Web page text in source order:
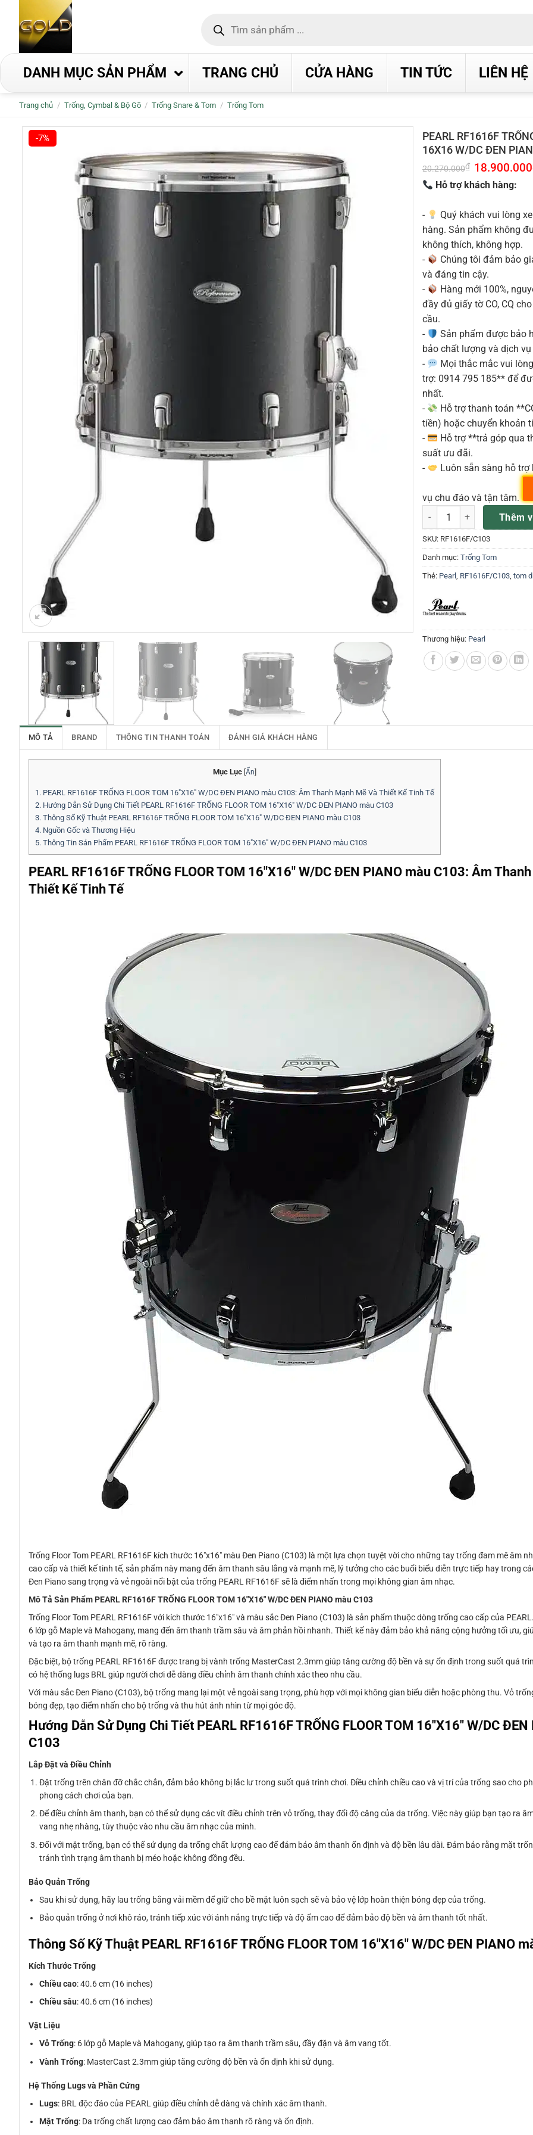
dung
kiếm
DANH MỤC SẢN PHẨM TRANG CHỦ CỬA HÀNG TIN TỨC LIÊN HỆ
Trang chủ / Trống, Cymbal & Bộ Gõ / Trống Snare & Tom / Trống Tom
-7%
PEARL RF1616F
16X16 W/DC ĐEN
20.270.000₫ Giá
gốc
là:
20.270.000₫.
18.900.000
Hỗ trợ khách hàng:
-
Quý khách vui lòng
hàng. Sản phẩm không
không thích, không hợp.
-
Chúng tôi đảm bảo
và đáng tin cậy.
-
Hàng mới 100%,
đầy đủ giấy tờ CO, CQ
cầu.
-
Sản phẩm được bảo
bảo chất lượng và dịch
-
Mọi thắc mắc vui
trợ: 0914 795 185** để
nhất.
-
Hỗ trợ thanh toán
tiền) hoặc chuyển khoản
-
Hỗ trợ **trả góp qua
suất ưu đãi.
-
Luôn sẵn sàng hỗ
vụ chu đáo và tận tâm.
PEARL RF1616F TRỐNG
Thêm
SKU: RF1616F/C103
Danh mục: Trống Tom
Thẻ: Pearl, RF1616F/C103, tom
Thương hiệu: Pearl
MÔ TẢ BRAND THÔNG TIN THANH TOÁN ĐÁNH GIÁ KHÁCH HÀNG
Mục Lục Ẩn
1. PEARL RF1616F TRỐNG FLOOR TOM 16″X16″ W/DC ĐEN PIANO màu C103: Âm Thanh Mạnh Mẽ Và Thiết Kế Tinh Tế
2. Hướng Dẫn Sử Dụng Chi Tiết PEARL RF1616F TRỐNG FLOOR TOM 16″X16″ W/DC ĐEN PIANO màu C103
3. Thông Số Kỹ Thuật PEARL RF1616F TRỐNG FLOOR TOM 16″X16″ W/DC ĐEN PIANO màu C103
4. Nguồn Gốc và Thương Hiệu
5. Thông Tin Sản Phẩm PEARL RF1616F TRỐNG FLOOR TOM 16″X16″ W/DC ĐEN PIANO màu C103
PEARL RF1616F TRỐNG FLOOR TOM 16″X16″ W/DC ĐEN PIANO màu C103: Âm
Thiết Kế Tinh Tế
Trống Floor Tom PEARL RF1616F kích thước 16″x16″ màu Đen Piano (C103) là một lựa chọn tuyệt vời cho những tay trống đam mê âm
cao cấp và thiết kế tinh tế, sản phẩm này mang đến âm thanh sâu lắng và mạnh mẽ, lý tưởng cho các buổi biểu diễn trực tiếp hay trong
Đen Piano sang trọng và vẻ ngoài nổi bật của trống PEARL RF1616F sẽ là điểm nhấn trong mọi không gian âm nhạc.
Mô Tả Sản Phẩm PEARL RF1616F TRỐNG FLOOR TOM 16″X16″ W/DC ĐEN PIANO màu C103
Trống Floor Tom PEARL RF1616F với kích thước 16″x16″ và màu sắc Đen Piano (C103) là sản phẩm thuộc dòng trống cao cấp của
6 lớp gỗ Maple và Mahogany, mang đến âm thanh trầm sâu và âm phản hồi nhanh. Thiết kế này đảm bảo khả năng cộng hưởng tối ưu,
và tạo ra âm thanh mạnh mẽ, rõ ràng.
Đặc biệt, bộ trống PEARL RF1616F được trang bị vành trống MasterCast 2.3mm giúp tăng cường độ bền và sự ổn định trong suốt quá
có hệ thống lugs BRL giúp người chơi dễ dàng điều chỉnh âm thanh chính xác theo nhu cầu.
Với màu sắc Đen Piano (C103), bộ trống mang lại một vẻ ngoài sang trọng, phù hợp với mọi không gian biểu diễn hoặc phòng thu. Vỏ
bóng đẹp, tạo điểm nhấn cho bộ trống và thu hút ánh nhìn từ mọi góc độ.
Hướng Dẫn Sử Dụng Chi Tiết PEARL RF1616F TRỐNG FLOOR TOM 16″X16″ W/DC
C103
Lắp Đặt và Điều Chỉnh
Đặt trống trên chân đỡ chắc chắn, đảm bảo không bị lắc lư trong suốt quá trình chơi. Điều chỉnh chiều cao và vị trí của trống sao cho
phong cách chơi của bạn.
Để điều chỉnh âm thanh, bạn có thể sử dụng các vít điều chỉnh trên vỏ trống, thay đổi độ căng của da trống. Việc này giúp bạn tạo ra
vang nhẹ nhàng, tùy thuộc vào nhu cầu âm nhạc của mình.
Đối với mặt trống, bạn có thể sử dụng da trống chất lượng cao để đảm bảo âm thanh ổn định và độ bền lâu dài. Đảm bảo rằng mặt
tránh tình trạng âm thanh bị méo hoặc không đồng đều.
Bảo Quản Trống
Sau khi sử dụng, hãy lau trống bằng vải mềm để giữ cho bề mặt luôn sạch sẽ và bảo vệ lớp hoàn thiện bóng đẹp của trống.
Bảo quản trống ở nơi khô ráo, tránh tiếp xúc với ánh nắng trực tiếp và độ ẩm cao để đảm bảo độ bền và âm thanh tốt nhất.
Thông Số Kỹ Thuật PEARL RF1616F TRỐNG FLOOR TOM 16″X16″ W/DC ĐEN PIANO
Kích Thước Trống
Chiều cao: 40.6 cm (16 inches)
Chiều sâu: 40.6 cm (16 inches)
Vật Liệu
Vỏ Trống: 6 lớp gỗ Maple và Mahogany, giúp tạo ra âm thanh trầm sâu, đầy đặn và âm vang tốt.
Vành Trống: MasterCast 2.3mm giúp tăng cường độ bền và ổn định khi sử dụng.
Hệ Thống Lugs và Phần Cứng
Lugs: BRL độc đáo của PEARL giúp điều chỉnh dễ dàng và chính xác âm thanh.
Mặt Trống: Da trống chất lượng cao đảm bảo âm thanh rõ ràng và ổn định.